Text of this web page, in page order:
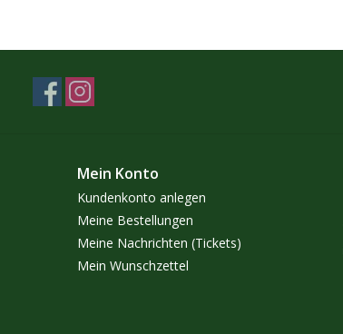
Mein Konto
Kundenkonto anlegen
Meine Bestellungen
Meine Nachrichten (Tickets)
Mein Wunschzettel